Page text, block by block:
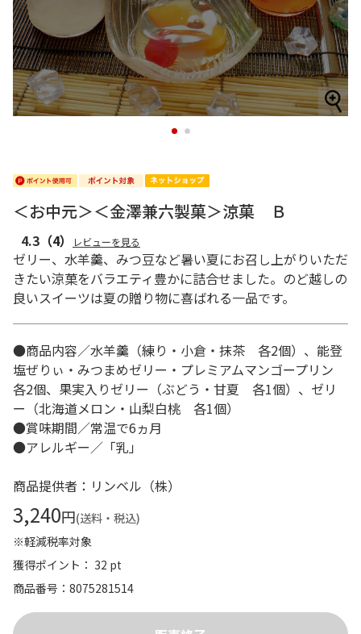
1 2
＜お中元＞＜金澤兼六製菓＞涼菓 Ｂ
4.3 （4） レビューを見る
ゼリー、水羊羹、みつ豆など暑い夏にお召し上がりいただ
きたい涼菓をバラエティ豊かに詰合せました。のど越しの
良いスイーツは夏の贈り物に喜ばれる一品です。
●商品内容／水羊羹（練り・小倉・抹茶 各2個）、能登
塩ぜりぃ・みつまめゼリー・プレミアムマンゴープリン
各2個、果実入りゼリー（ぶどう・甘夏 各1個）、ゼリ
ー（北海道メロン・山梨白桃 各1個）
●賞味期間／常温で6ヵ月
●アレルギー／「乳」
商品提供者：リンベル（株）
3,240円(送料・税込)
※軽減税率対象
獲得ポイント： 32 pt
商品番号
8075281514